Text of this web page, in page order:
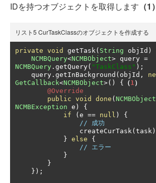
IDを持つオブジェクトを取得します （1）
リスト5 CurTaskClassのオブジェクトを作成する
private void getTask( String objId )
NCMBQuery<NCMBObject> query =
NCMBQuery . getQuery( "TaskClass" );
    query
. getInBackground ( objId ,
GetCallback<NCMBObject>() { （1）
@Override
public void done ( NCMBObject
NCMBException e )
{
if
( e == null )
{
// 成功
                createCurTask
( task
} else
{
// エラー
}
}
});